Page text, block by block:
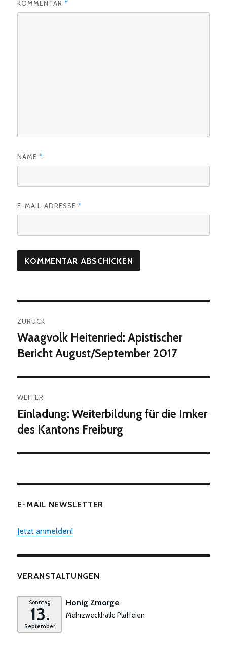
KOMMENTAR *
NAME *
E-MAIL-ADRESSE *
ZURÜCK
Vorheriger
Beitrag:
Waagvolk Heitenried: Apistischer
Bericht August/September 2017
WEITER
Nächster
Beitrag:
Einladung: Weiterbildung für die Imker
des Kantons Freiburg
E-MAIL NEWSLETTER
Jetzt anmelden!
VERANSTALTUNGEN
Sonntag
13.
September
Honig Zmorge
Mehrzweckhalle Plaffeien